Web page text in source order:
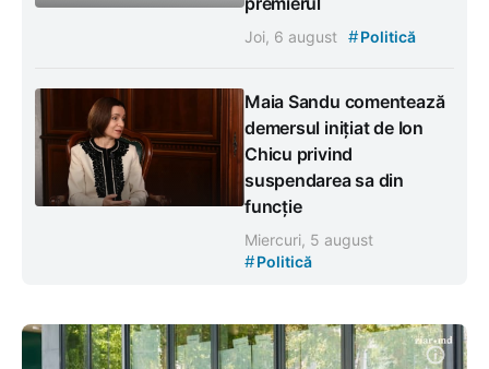
Joi, 6 august #Politică
Maia Sandu comentează
demersul inițiat de Ion
Chicu privind
suspendarea sa din
funcție
Miercuri, 5 august
#Politică